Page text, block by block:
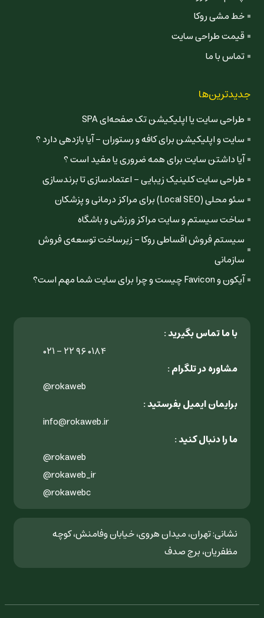
خط مشی روکا
قیمت طراحی سایت
تماس با ما
جدیدترین‌ها
طراحی سایت یا اپلیکیشن تک صفحه‌ای SPA
سایت و اپلیکیشن برای کافه و رستوران - آیا بازدهی دارد ؟
آیا داشتن سایت برای همه ضروری یا مفید است ؟
طراحی سایت کلینیک زیبایی - اعتمادسازی تا برندسازی
سئو محلی (Local SEO) برای مراکز درمانی و پزشکان
ساخت سیستم و سایت مراکز ورزشی و باشگاه
سیستم فروش اقساطی روکا - زیرساخت توسعه‌ی فروش
سازمانی
آیکون و Favicon چیست و چرا برای سایت شما مهم است؟
با ما تماس بگیرید :
۰۲۱ - ۲۲ ۹۶ ۰۱۸۴
مشاوره در تلگرام :
@rokaweb
برایمان ایمیل بفرستید :
info@rokaweb.ir
ما را دنبال کنید :
@rokaweb
@rokaweb_ir
@rokawebc
نشانی: تهران، میدان هروی، خیابان وفامنش، کوچه
مظفریان، برج صدف